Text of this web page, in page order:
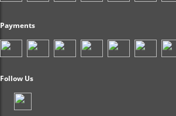
Payments
Follow Us